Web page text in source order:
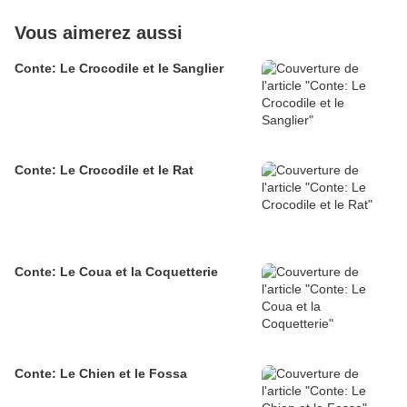
Vous aimerez aussi
Conte: Le Crocodile et le Sanglier
Conte: Le Crocodile et le Rat
Conte: Le Coua et la Coquetterie
Conte: Le Chien et le Fossa